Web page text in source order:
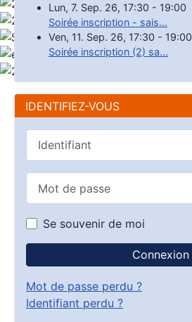
Lun, 7. Sep. 26, 17:30 - 19:00
Soirée inscription - sais...
Ven, 11. Sep. 26, 17:30 - 19:00
Soirée inscription (2) sa...
IDENTIFIEZ-VOUS
Se souvenir de moi
Connexion
Mot de passe perdu ?
Identifiant perdu ?